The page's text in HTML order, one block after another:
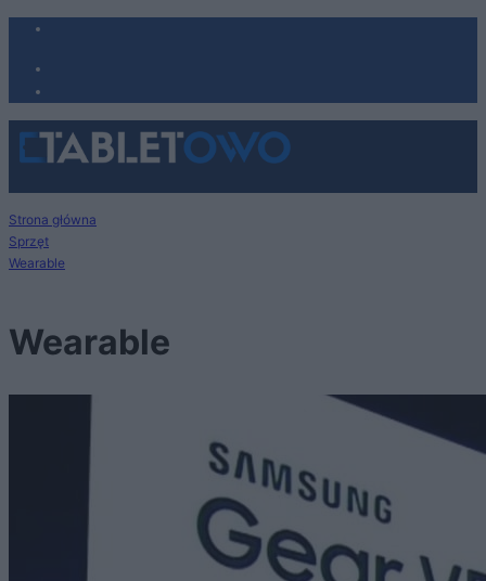
Strona główna
Sprzęt
Wearable
Wearable